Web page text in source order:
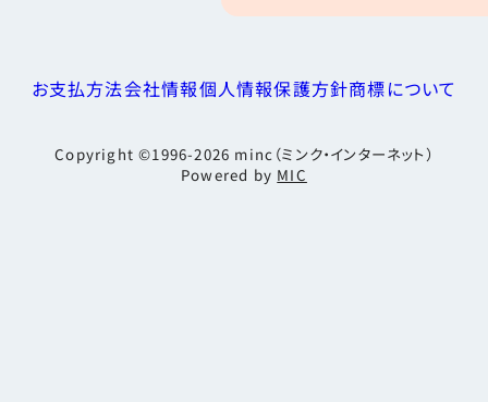
お支払方法会社情報個人情報保護方針商標について
Copyright ©1996-2026 minc（ミンク・インターネット）
Powered by MIC